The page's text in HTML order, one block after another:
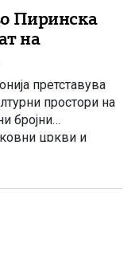
Пиринска
на
претставува
простори на
бројни
цркви и
носии, песни,
античкиот град